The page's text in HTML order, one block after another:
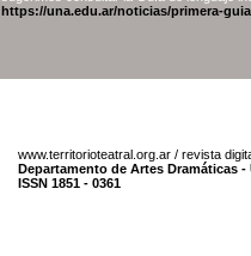
https://una.edu.ar/noticias/primera-
www.territorioteatral.org.ar / revista
Departamento de Artes Dramáticas -
ISSN 1851 - 0361